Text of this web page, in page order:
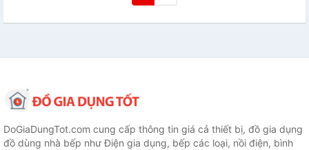
DoGiaDungTot.com cung cấp thông tin giá cả thiết bị, đồ gia dụng
đồ dùng nhà bếp như Điện gia dụng, bếp các loại, nồi điện, bình